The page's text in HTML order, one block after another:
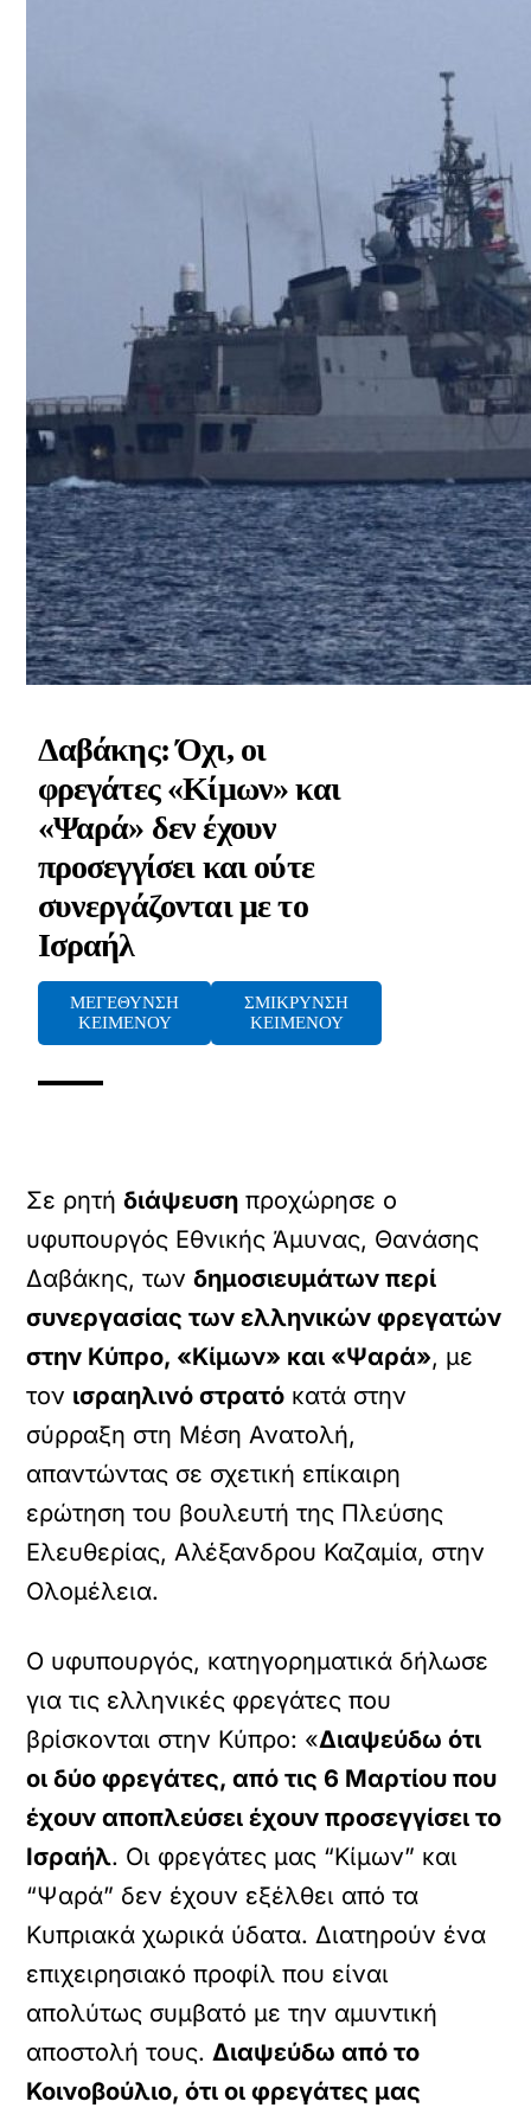
Δαβάκης: Όχι, οι
φρεγάτες «Κίμων» και
«Ψαρά» δεν έχουν
προσεγγίσει και ούτε
συνεργάζονται με το
Ισραήλ
ΜΕΓΕΘΥΝΣΗ
ΚΕΙΜΕΝΟΥ
ΣΜΙΚΡΥΝΣΗ
ΚΕΙΜΕΝΟΥ
Σε ρητήδιάψευση προχώρησε ο
υφυπουργός Εθνικής Άμυνας, Θανάσης
Δαβάκης, τωνδημοσιευμάτων περί
συνεργασίας των ελληνικών φρεγατών
στην Κύπρο, «Κίμων» και «Ψαρά», με
τον ισραηλινό στρατό κατά στην
σύρραξη στη Μέση Ανατολή,
απαντώντας σε σχετική επίκαιρη
ερώτηση του βουλευτή της Πλεύσης
Ελευθερίας, Αλέξανδρου Καζαμία, στην
Ολομέλεια.
Ο υφυπουργός, κατηγορηματικά δήλωσε
για τις ελληνικές φρεγάτες που
βρίσκονται στην Κύπρο: «Διαψεύδω ότι
οι δύο φρεγάτες, από τις 6 Μαρτίου που
έχουν αποπλεύσει έχουν προσεγγίσει το
Ισραήλ. Οι φρεγάτες μας “Κίμων” και
“Ψαρά” δεν έχουν εξέλθει από τα
Κυπριακά χωρικά ύδατα. Διατηρούν ένα
επιχειρησιακό προφίλ που είναι
απολύτως συμβατό με την αμυντική
αποστολή τους.Διαψεύδω από το
Κοινοβούλιο, ότι οι φρεγάτες μας